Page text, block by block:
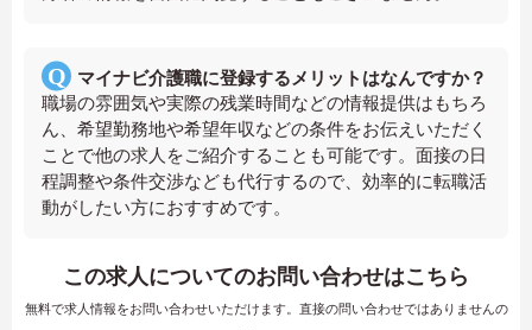
マイナビ介護職に登録するメリットはなんですか？
職場の雰囲気や実際の残業時間などの情報提供はもちろ
ん、希望勤務地や希望年収などの条件をお伝えいただく
ことで他の求人をご紹介することも可能です。面接の日
程調整や条件交渉なども代行するので、効率的に転職活
動がしたい方におすすめです。
この求人についてのお問い合わせはこちら
無料で求人情報をお問い合わせいただけます。直接の問い合わせではありませんの